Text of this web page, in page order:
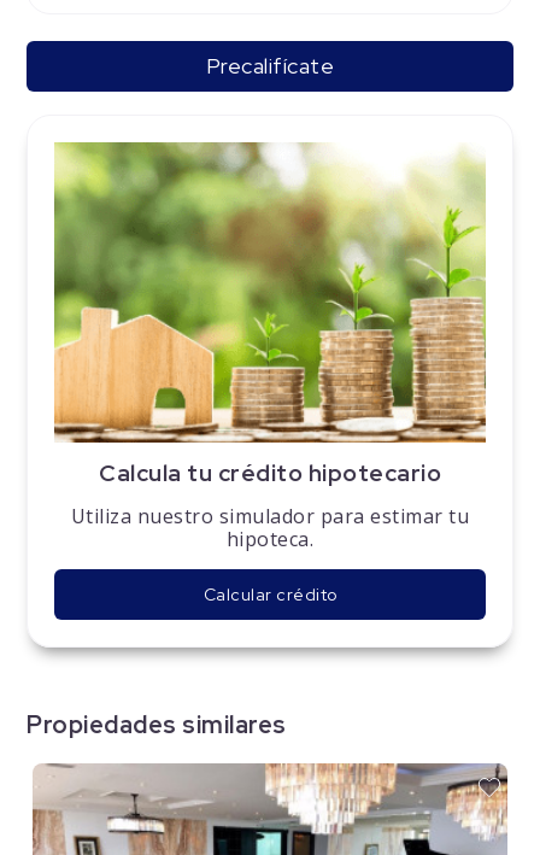
Precalifícate
Calcula tu crédito hipotecario
Utiliza nuestro simulador para estimar tu
hipoteca.
Calcular crédito
Propiedades similares